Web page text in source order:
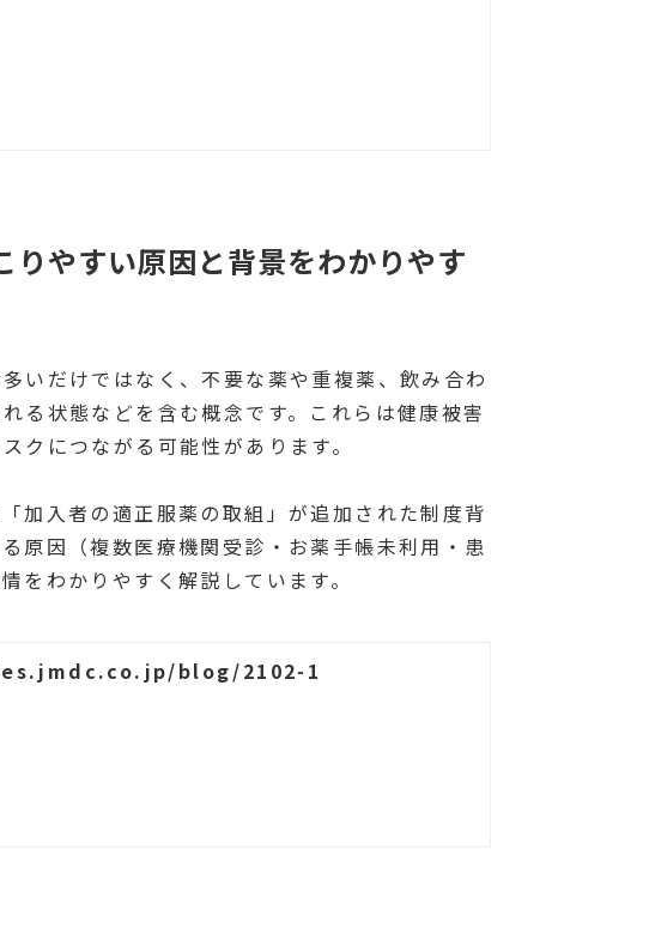
りやすい原因と背景をわかりやす
いだけではなく、不要な薬や重複薬、飲み合わ
る状態などを含む概念です。これらは健康被害
クにつながる可能性があります。
加入者の適正服薬の取組」が追加された制度背
原因（複数医療機関受診・お薬手帳未利用・患
をわかりやすく解説しています。
blog/2102-1